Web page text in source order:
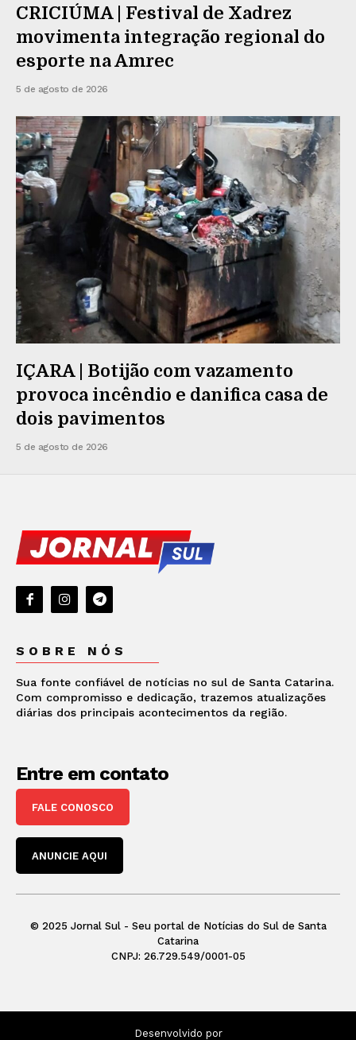
CRICIÚMA | Festival de Xadrez
movimenta integração regional do
esporte na Amrec
5 de agosto de 2026
IÇARA | Botijão com vazamento
provoca incêndio e danifica casa de
dois pavimentos
5 de agosto de 2026
SOBRE NÓS
Sua fonte confiável de notícias no sul de Santa Catarina.
Com compromisso e dedicação, trazemos atualizações
diárias dos principais acontecimentos da região.
Entre em contato
FALE CONOSCO
ANUNCIE AQUI
© 2025 Jornal Sul - Seu portal de Notícias do Sul de Santa
Catarina
CNPJ: 26.729.549/0001-05
Desenvolvido por